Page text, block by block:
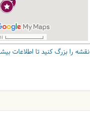
نقشه را بزرگ کنید تا اطلاعات